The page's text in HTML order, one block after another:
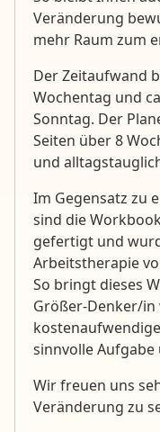
Veränderung
mehr Raum zum
Der Zeitaufwand
Wochentag und
Sonntag. Der
Seiten über 8
und
Im Gegensatz zu
sind die
gefertigt und
Arbeitstherapie
So bringt dieses
Größer-Denker/in
sinnvolle Aufgabe
Wir freuen uns
Veränderung zu